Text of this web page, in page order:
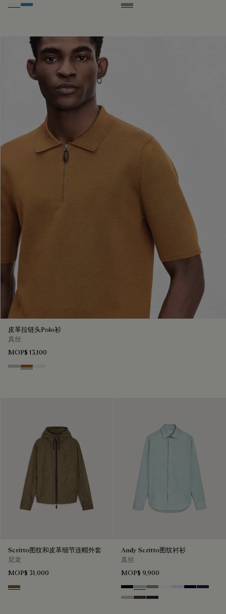
Blanc Optique
Stone Blue Grey Caviar
皮革拉链头Polo衫
真丝
MOP$ 13,100
Duck Egg
Tobacco
Scritto图纹和皮革细节连帽外套
尼龙
MOP$ 31,000
Kaki
Andy Scritto图纹衬衫
真丝
MOP$ 9,900
NoirDuck Egg
Slate Green
Blanc Optique
Sky Blue
Nero Blue
Cold
Icy Grey
Earth Brown
Blue Indigo